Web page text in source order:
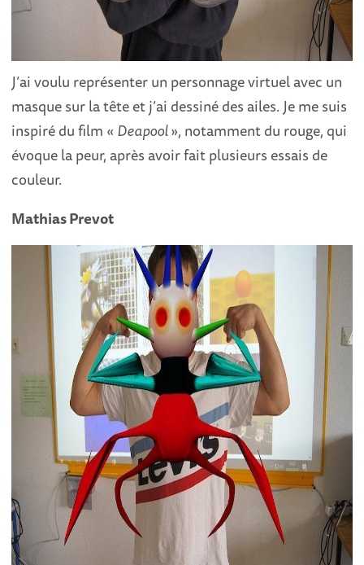
J’ai voulu représenter un personnage virtuel avec un
masque sur la tête et j’ai dessiné des ailes. Je me suis
inspiré du film « Deapool», notamment du rouge, qui
évoque la peur, après avoir fait plusieurs essais de
couleur.
Mathias Prevot